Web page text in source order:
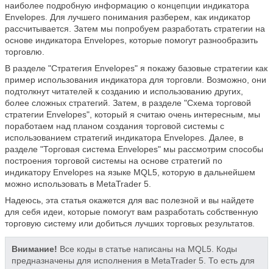
наиболее подробную информацию о концепции индикатора
Envelopes. Для лучшего понимания разберем, как индикатор
рассчитывается. Затем мы попробуем разработать стратегии на
основе индикатора Envelopes, которые помогут разнообразить
торговлю.
В разделе "Стратегия Envelopes" я покажу базовые стратегии как
пример использования индикатора для торговли. Возможно, они
подтолкнут читателей к созданию и использованию других,
более сложных стратегий. Затем, в разделе "Схема торговой
стратегии Envelopes", который я считаю очень интересным, мы
поработаем над планом создания торговой системы с
использованием стратегий индикатора Envelopes. Далее, в
разделе "Торговая система Envelopes" мы рассмотрим способы
построения торговой системы на основе стратегий по
индикатору Envelopes на языке MQL5, которую в дальнейшем
можно использовать в MetaTrader 5.
Надеюсь, эта статья окажется для вас полезной и вы найдете
для себя идеи, которые помогут вам разработать собственную
торговую систему или добиться лучших торговых результатов.
Внимание! Все коды в статье написаны на MQL5. Коды
предназначены для исполнения в MetaTrader 5. То есть для